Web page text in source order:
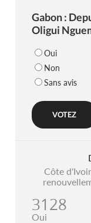
Gabon :
Oligui
Oui
Non
Sans avis
Côte
3128
Oui